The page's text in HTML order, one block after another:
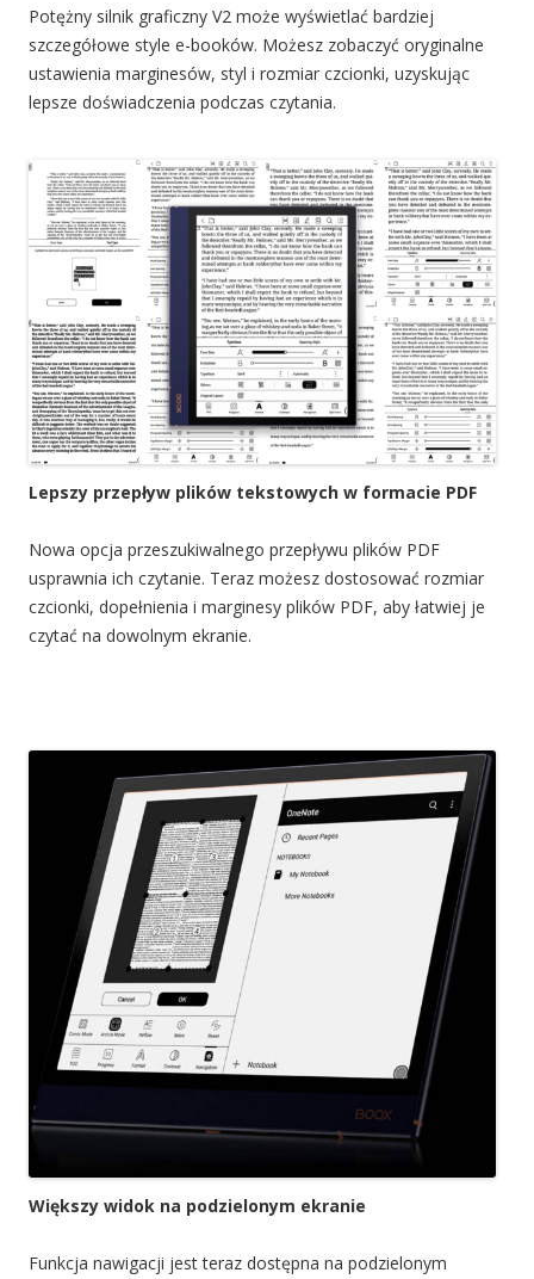
Potężny silnik graficzny V2 może wyświetlać bardziej
szczegółowe style e-booków. Możesz zobaczyć oryginalne
ustawienia marginesów, styl i rozmiar czcionki, uzyskując
lepsze doświadczenia podczas czytania.
Lepszy przepływ plików tekstowych w formacie PDF
Nowa opcja przeszukiwalnego przepływu plików PDF
usprawnia ich czytanie. Teraz możesz dostosować rozmiar
czcionki, dopełnienia i marginesy plików PDF, aby łatwiej je
czytać na dowolnym ekranie.
Większy widok na podzielonym ekranie
Funkcja nawigacji jest teraz dostępna na podzielonym